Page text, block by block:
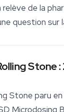
relève de la
question sur
Stone :
Stone paru
Microdosing